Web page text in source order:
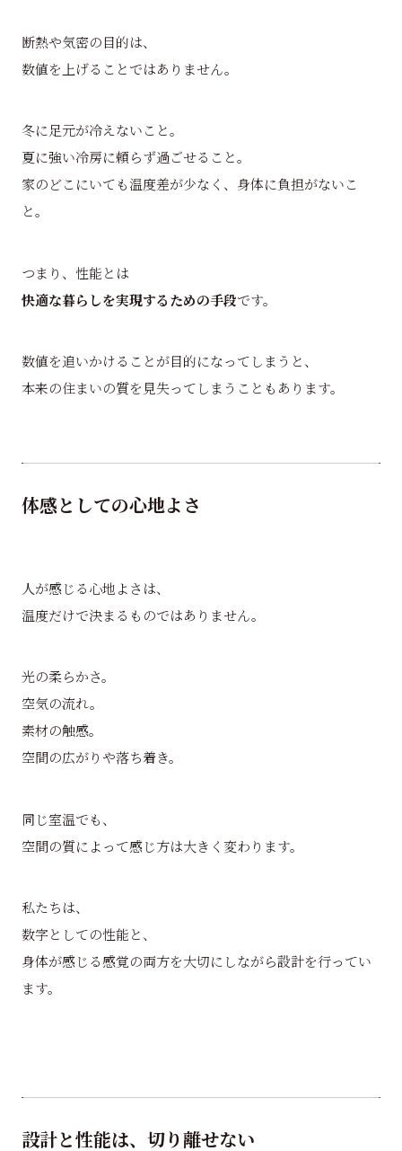
断熱や気密の目的は、
数値を上げることではありません。
冬に足元が冷えないこと。
夏に強い冷房に頼らず過ごせること。
家のどこにいても温度差が少なく、身体に負担がないこ
と。
つまり、性能とは
快適な暮らしを実現するための手段です。
数値を追いかけることが目的になってしまうと、
本来の住まいの質を見失ってしまうこともあります。
体感としての心地よさ
人が感じる心地よさは、
温度だけで決まるものではありません。
光の柔らかさ。
空気の流れ。
素材の触感。
空間の広がりや落ち着き。
同じ室温でも、
空間の質によって感じ方は大きく変わります。
私たちは、
数字としての性能と、
身体が感じる感覚の両方を大切にしながら設計を行ってい
ます。
設計と性能は、切り離せない